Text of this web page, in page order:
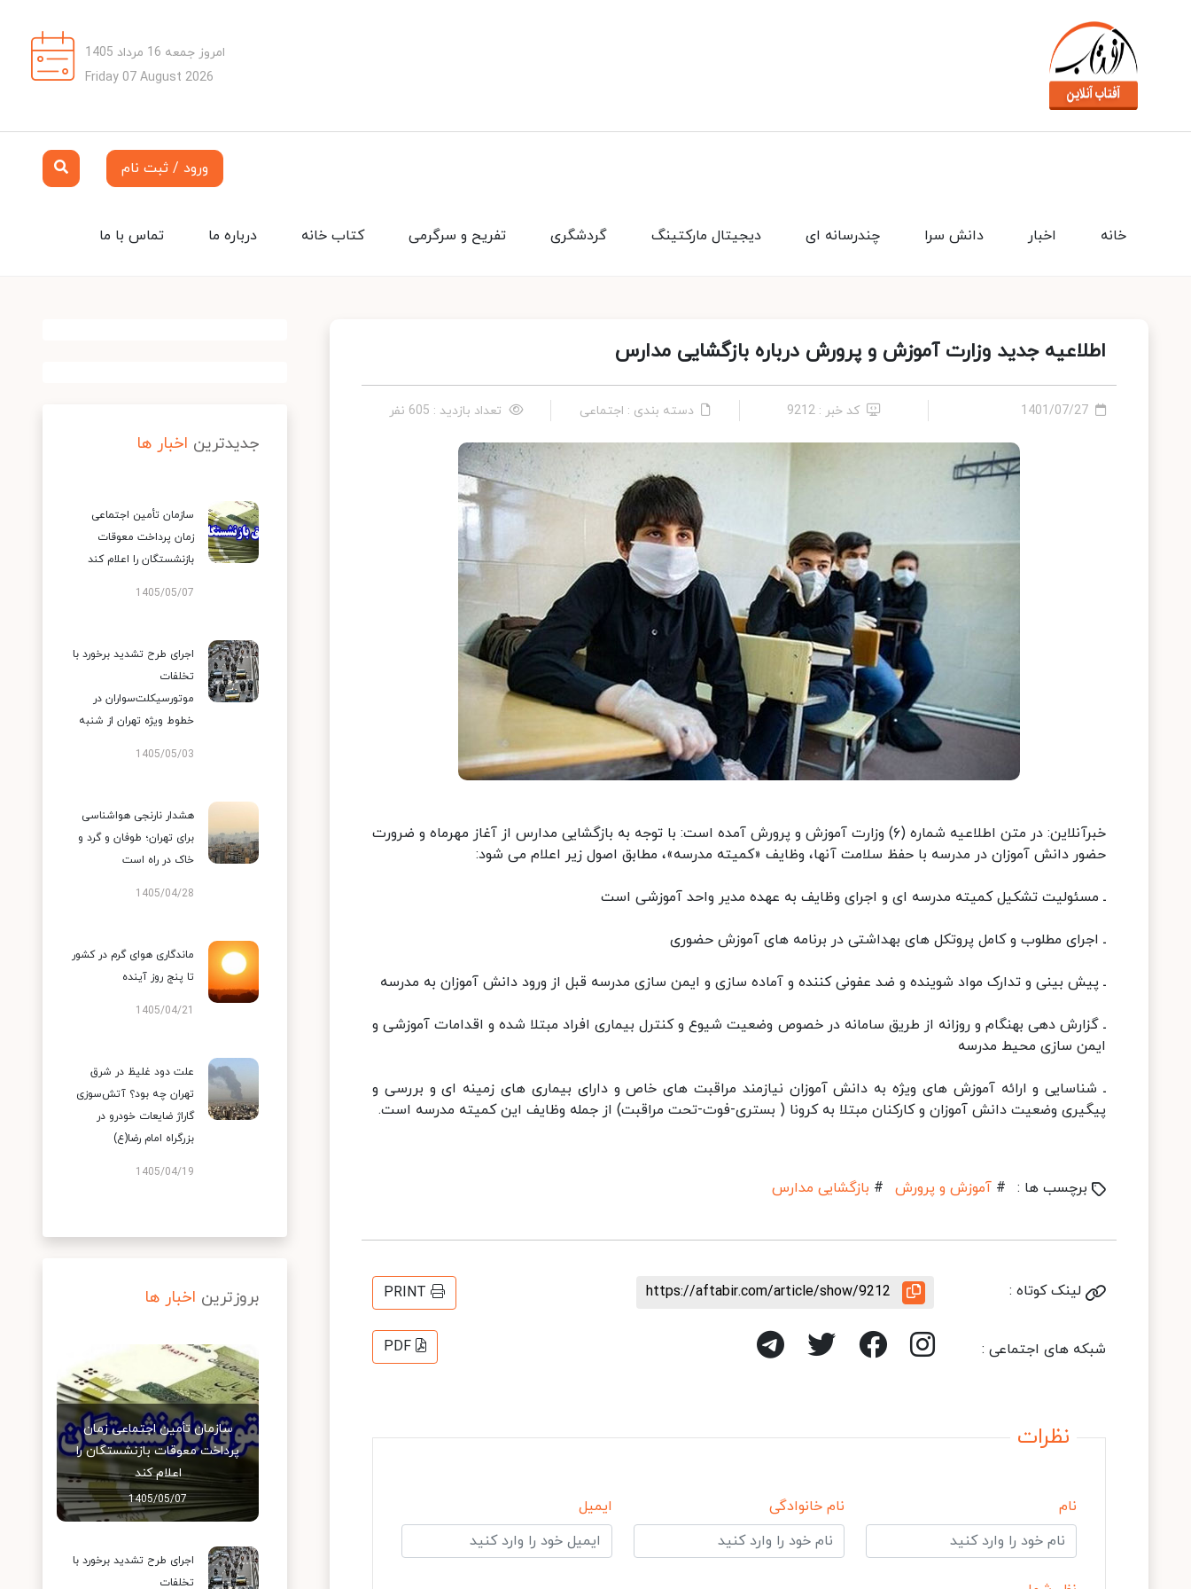
امروز جمعه 16 مرداد 1405
Friday 07 August 2026
ورود / ثبت نام
تماس با ما درباره ما کتاب خانه تفریح و سرگرمی گردشگری دیجیتال مارکتینگ چندرسانه ای دانش سرا اخبار خانه
اطلاعیه جدید وزارت آموزش و پرورش درباره بازگشایی مدارس
1401/07/27 کد خبر : 9212 دسته بندی : اجتماعی تعداد بازدید : 605 نفر
خبرآنلاین: در متن اطلاعیه شماره (۶) وزارت آموزش و پرورش آمده است: با توجه به بازگشایی مدارس از آغاز مهرماه و ضرورت
حضور دانش آموزان در مدرسه با حفظ سلامت آنها، وظایف «کمیته مدرسه»، مطابق اصول زیر اعلام می شود:
ـ مسئولیت تشکیل کمیته مدرسه ای و اجرای وظایف به عهده مدیر واحد آموزشی است
ـ اجرای مطلوب و کامل پروتکل های بهداشتی در برنامه های آموزش حضوری
ـ پیش بینی و تدارک مواد شوینده و ضد عفونی کننده و آماده سازی و ایمن سازی مدرسه قبل از ورود دانش آموزان به مدرسه
ـ گزارش دهی بهنگام و روزانه از طریق سامانه در خصوص وضعیت شیوع و کنترل بیماری افراد مبتلا شده و اقدامات آموزشی و
ایمن سازی محیط مدرسه
ـ شناسایی و ارائه آموزش های ویژه به دانش آموزان نیازمند مراقبت های خاص و دارای بیماری های زمینه ای و بررسی و
پیگیری وضعیت دانش آموزان و کارکنان مبتلا به کرونا ( بستری-فوت-تحت مراقبت) از جمله وظایف این کمیته مدرسه است.
برچسب ها : # آموزش و پرورش # بازگشایی مدارس
لینک کوتاه : https://aftabir.com/article/show/9212
PRINT
شبکه های اجتماعی : PDF
نظرات
نام نام خانوادگی ایمیل
جدیدترین اخبار ها
سازمان تأمین اجتماعی
زمان پرداخت معوقات
بازنشستگان را اعلام کند
1405/05/07
اجرای طرح تشدید برخورد با
تخلفات
موتورسیکلت‌سواران در
خطوط ویژه تهران از شنبه
1405/05/03
هشدار نارنجی هواشناسی
برای تهران؛ طوفان و گرد و
خاک در راه است
1405/04/28
ماندگاری هوای گرم در کشور
تا پنج روز آینده
1405/04/21
علت دود غلیظ در شرق
تهران چه بود؟ آتش‌سوزی
گاراژ ضایعات خودرو در
بزرگراه امام رضا(ع)
1405/04/19
بروزترین اخبار ها
سازمان تأمین اجتماعی زمان
پرداخت معوقات بازنشستگان را
اعلام کند
1405/05/07
اجرای طرح تشدید برخورد با
تخلفات